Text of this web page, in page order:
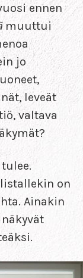
ennen
muuttui
jo
leveät
valtava
on
Ainakin